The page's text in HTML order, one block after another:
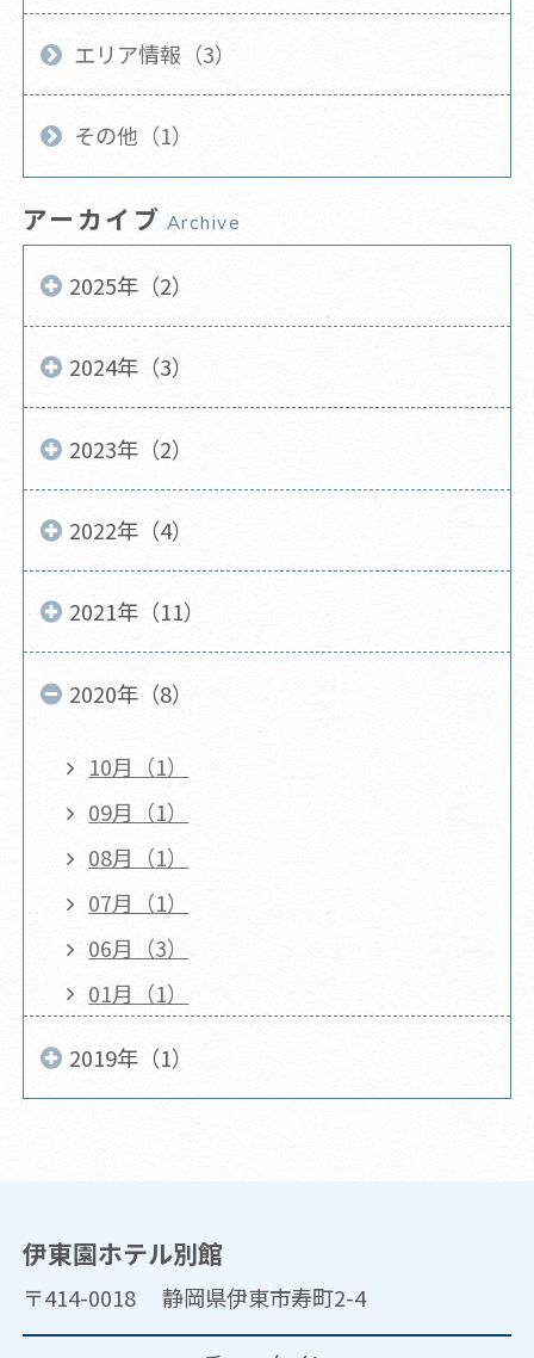
エリア情報（3）
その他（1）
アーカイブ Archive
2025年（2）
2024年（3）
2023年（2）
2022年（4）
2021年（11）
2020年（8）
10月（1）
09月（1）
08月（1）
07月（1）
06月（3）
01月（1）
2019年（1）
伊東園ホテル別館
〒414-0018 静岡県伊東市寿町2-4